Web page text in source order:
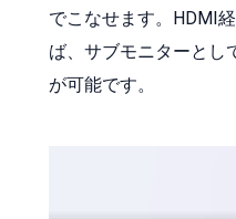
でこなせます。HDMI
ば、サブモニターとし
が可能です。